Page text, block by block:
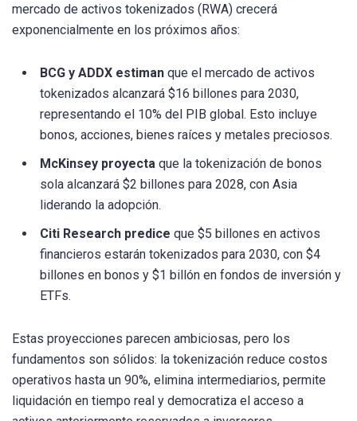
mercado de activos tokenizados (RWA) crecerá
exponencialmente en los próximos años:
BCG y ADDX estiman que el mercado de activos
tokenizados alcanzará $16 billones para 2030,
representando el 10% del PIB global. Esto incluye
bonos, acciones, bienes raíces y metales preciosos.
McKinsey proyecta que la tokenización de bonos
sola alcanzará $2 billones para 2028, con Asia
liderando la adopción.
Citi Research predice que $5 billones en activos
financieros estarán tokenizados para 2030, con $4
billones en bonos y $1 billón en fondos de inversión y
ETFs.
Estas proyecciones parecen ambiciosas, pero los
fundamentos son sólidos: la tokenización reduce costos
operativos hasta un 90%, elimina intermediarios, permite
liquidación en tiempo real y democratiza el acceso a